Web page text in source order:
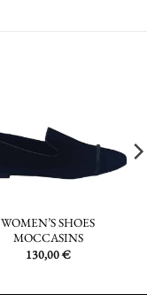
WOMEN’S SHOES
MOCCASINS
130,00€